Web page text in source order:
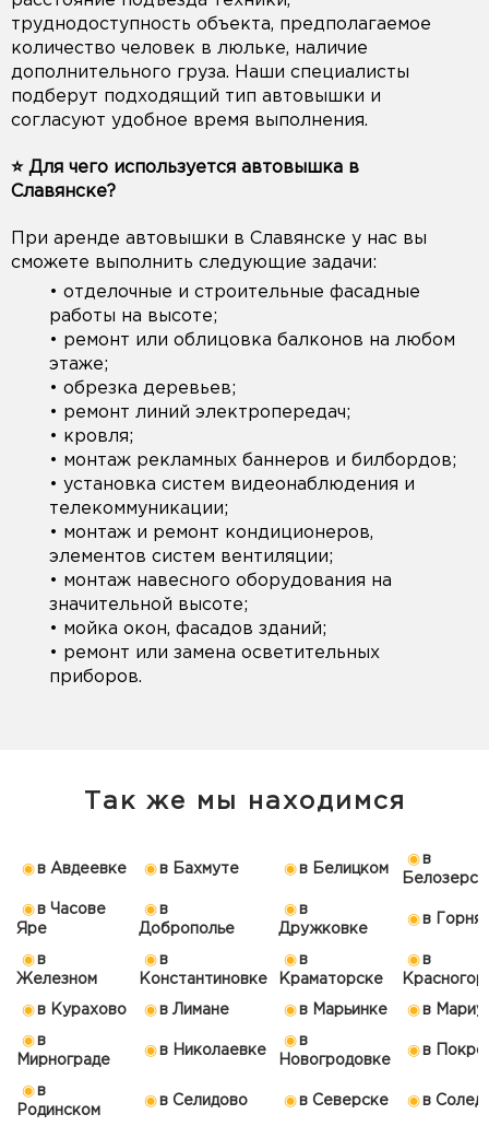
труднодоступность объекта, предполагаемое
количество человек в люльке, наличие
дополнительного груза. Наши специалисты
подберут подходящий тип автовышки и
согласуют удобное время выполнения.
⭐️ Для чего используется автовышка в
Славянске?
При аренде автовышки в Славянске у нас вы
сможете выполнить следующие задачи:
• отделочные и строительные фасадные
работы на высоте;
• ремонт или облицовка балконов на любом
этаже;
• обрезка деревьев;
• ремонт линий электропередач;
• кровля;
• монтаж рекламных баннеров и билбордов;
• установка систем видеонаблюдения и
телекоммуникации;
• монтаж и ремонт кондиционеров,
элементов систем вентиляции;
• монтаж навесного оборудования на
значительной высоте;
• мойка окон, фасадов зданий;
• ремонт или замена осветительных
приборов.
Так же мы находимся
в Авдеевке в Бахмуте в Белицком
в
в Часове
Яре
в
Доброполье
в
Дружковке
в
в
Железном
в
Константиновке
в
Краматорске
в
в Курахово в Лимане в Марьинке в
в
Мирнограде
в Николаевке
в
Новогродовке
в
в
Родинском
в Селидово в Северске в